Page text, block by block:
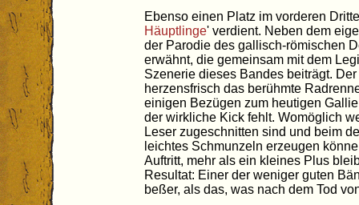
Ebenso einen Platz im vorderen
Häuptlinge' verdient. Neben dem
der Parodie des gallisch-römischen
erwähnt, die gemeinsam mit dem
Szenerie dieses Bandes beiträgt.
herzensfrisch das berühmte
einigen Bezügen zum heutigen
der wirkliche Kick fehlt. Womöglich
Leser zugeschnitten sind und beim
leichtes Schmunzeln erzeugen
Auftritt, mehr als ein kleines Plus
Resultat: Einer der weniger guten
beßer, als das, was nach dem Tod